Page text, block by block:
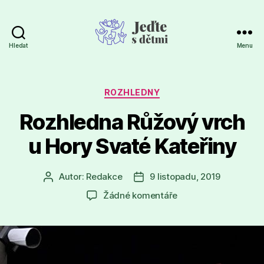
Hledat Menu
Rubriky
ROZHLEDNY
Rozhledna Růžový vrch
u Hory Svaté Kateřiny
Autor
příspěvku
Autor: Redakce
Datum
příspěvku
9 listopadu, 2019
Žádné komentářeu